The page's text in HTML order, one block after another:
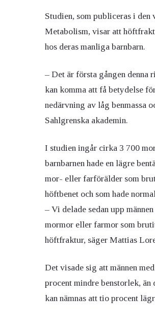
Studien, som publiceras i
Metabolism, visar att
hos deras manliga barnbarn.
– Det är första gången denna
kan komma att få betydelse
nedärvning av låg benmassa
Sahlgrenska akademin.
I studien ingår cirka 3 700
barnbarnen hade en lägre
mor- eller farförälder som
höftbenet och som hade
– Vi delade sedan upp
mormor eller farmor som
höftfraktur, säger Mattias
Det visade sig att männen
procent mindre benstorlek,
kan nämnas att tio procent